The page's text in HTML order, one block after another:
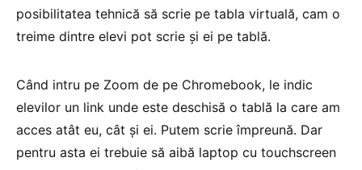
posibilitatea tehnică să scrie pe tabla virtuală, cam o
treime dintre elevi pot scrie și ei pe tablă.
Când intru pe Zoom de pe Chromebook, le indic
elevilor un link unde este deschisă o tablă la care am
acces atât eu, cât și ei. Putem scrie împreună. Dar
pentru asta ei trebuie să aibă laptop cu touchscreen